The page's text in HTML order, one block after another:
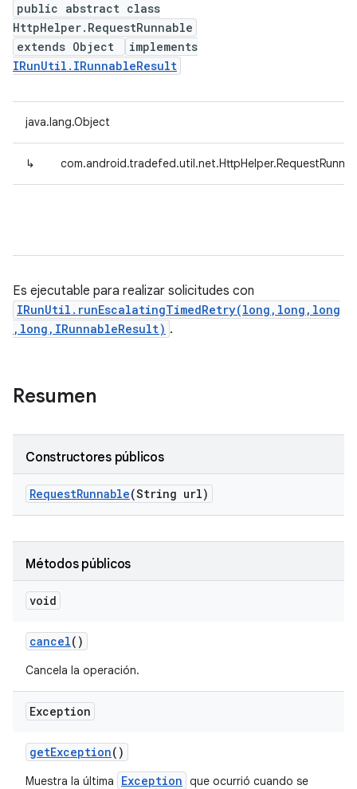
public abstract class
HttpHelper.RequestRunnable
extends Object
implements
IRunUtil.IRunnableResult
java.lang.Object
↳
Es ejecutable para realizar solicitudes con
IRunUtil.runEscalatingTimedRetry(long,long,long
,long,IRunnableResult) .
Resumen
Constructores públicos
RequestRunnable(String url)
Métodos públicos
void
cancel()
Cancela la operación.
Exception
getException()
Muestra la última Exception que ocurrió cuando se